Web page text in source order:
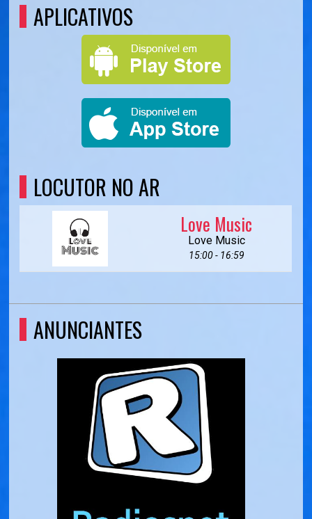
APLICATIVOS
LOCUTOR NO AR
Love Music
Love Music
15:00 - 16:59
ANUNCIANTES